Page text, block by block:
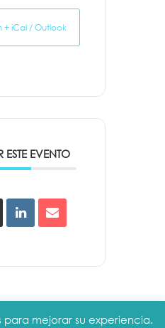
+ iCal / Outlook
EVENTO
para mejorar su experiencia.